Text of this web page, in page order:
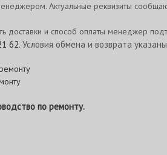
Актуальные реквизиты
доставки и способ оплаты менеджер
62. Условия обмена и возврата
по ремонту.